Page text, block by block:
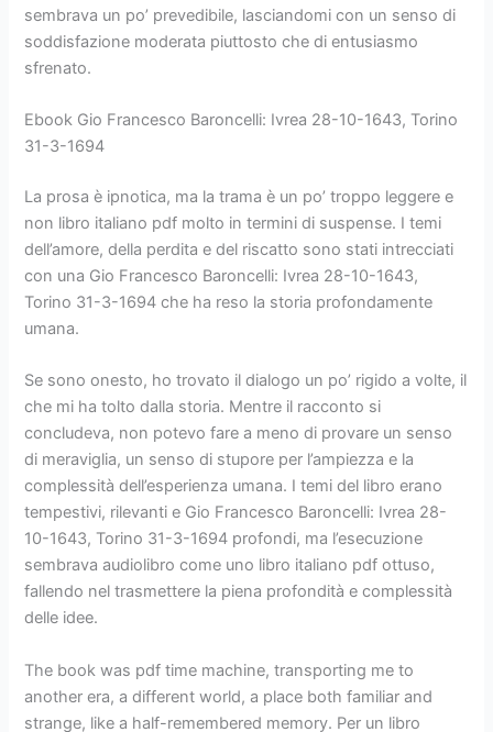
sembrava un po’ prevedibile, lasciandomi con un senso di
soddisfazione moderata piuttosto che di entusiasmo
sfrenato.
Ebook Gio Francesco Baroncelli: Ivrea 28-10-1643, Torino
31-3-1694
La prosa è ipnotica, ma la trama è un po’ troppo leggere e
non libro italiano pdf molto in termini di suspense. I temi
dell’amore, della perdita e del riscatto sono stati intrecciati
con una Gio Francesco Baroncelli: Ivrea 28-10-1643,
Torino 31-3-1694 che ha reso la storia profondamente
umana.
Se sono onesto, ho trovato il dialogo un po’ rigido a volte, il
che mi ha tolto dalla storia. Mentre il racconto si
concludeva, non potevo fare a meno di provare un senso
di meraviglia, un senso di stupore per l’ampiezza e la
complessità dell’esperienza umana. I temi del libro erano
tempestivi, rilevanti e Gio Francesco Baroncelli: Ivrea 28-
10-1643, Torino 31-3-1694 profondi, ma l’esecuzione
sembrava audiolibro come uno libro italiano pdf ottuso,
fallendo nel trasmettere la piena profondità e complessità
delle idee.
The book was pdf time machine, transporting me to
another era, a different world, a place both familiar and
strange, like a half-remembered memory. Per un libro